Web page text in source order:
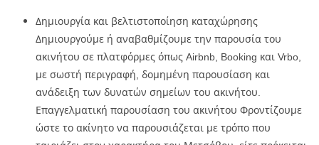
Δημιουργία και βελτιστοποίηση καταχώρησης
Δημιουργούμε ή αναβαθμίζουμε την παρουσία του
ακινήτου σε πλατφόρμες όπως Airbnb, Booking και Vrbo,
με σωστή περιγραφή, δομημένη παρουσίαση και
ανάδειξη των δυνατών σημείων του ακινήτου.
Επαγγελματική παρουσίαση του ακινήτου Φροντίζουμε
ώστε το ακίνητο να παρουσιάζεται με τρόπο που